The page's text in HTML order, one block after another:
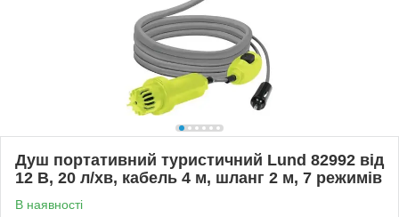
Душ портативний туристичний Lund 82992 від
12 В, 20 л/хв, кабель 4 м, шланг 2 м, 7 режимів
В наявності